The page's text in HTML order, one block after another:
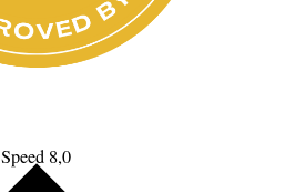
Speed 8,0